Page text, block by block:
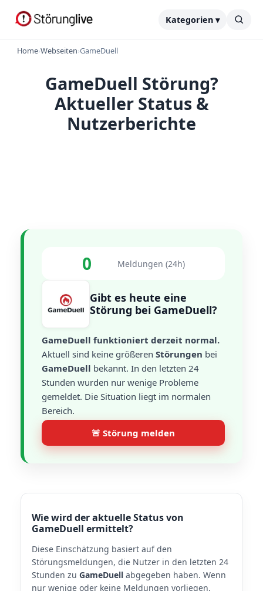
Kategorien ▾
Home›Webseiten›GameDuell
GameDuell Störung?
Aktueller Status &
Nutzerberichte
0 Meldungen (24h)
Gibt es heute eine
Störung bei GameDuell?
GameDuell funktioniert derzeit normal.
Aktuell sind keine größeren Störungen bei
GameDuell bekannt. In den letzten 24
Stunden wurden nur wenige Probleme
gemeldet. Die Situation liegt im normalen
Bereich.
🚨 Störung melden
Wie wird der aktuelle Status von
GameDuell ermittelt?
Diese Einschätzung basiert auf den
Störungsmeldungen, die Nutzer in den letzten 24
Stunden zu GameDuell abgegeben haben. Wenn
nur wenige oder keine Meldungen vorliegen,